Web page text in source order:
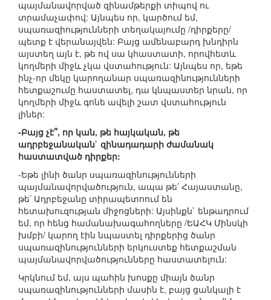
պայմանավորված զինամթերքի տիպով ու
տրամաչափով: Այնպես որ, կարծում եմ,
սպառազիությունների տեղակայումը /դիրքերը/
պետք է վերանայվեն: Բայց ամենաբարդ խնդիրն
այստեղ այն է, թե ով սա կհաստատի, որովհետև
կողմերի միջև չկա վստահություն: Այնպես որ, եթե
ինչ-որ մեկը կարողանար սպառազինությունների
հետքաշումը հաստատել, դա կնպաստեր նրան, որ
կողմերի միջև գոնե ավելի շատ վստահություն
լիներ:
-Բայց չէ՞, որ կան, թե հայկական, թե
ադրբեջանական` զինադադարի ժամանակ
հաստատված դիրքեր:
-Եթե լինի ծանր սպառազինությունների
պայմանավորվածություն, ապա թե՛ Հայաստանը,
թե՛ Ադրբեջանը տիրապետոում են
հետախուզության միջոցների: Այսինքն` ենթադրում
եմ, որ հենց համանախագահողները /ԵԱՀԿ Մինսկի
խմբի/ կարող էին նպաստել դիրքերից ծանր
սպառազինությունների երկուստեք հետքաշման
պայմանավորվածությունները հաստատելուն:
Կրկնում եմ, այս պահին խոսքը միայն ծանր
սպառազինությունների մասին է, բայց ցանկալի է